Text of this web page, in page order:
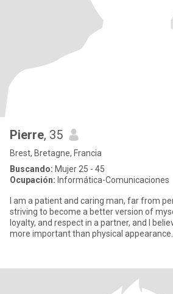
Pierre, 35
Brest, Bretagne, Francia
Buscando: Mujer 25 - 45
Ocupación: Informática-Comunicaciones
I am a patient and caring man, far from
striving to become a better version of
loyalty, and respect in a partner, and I